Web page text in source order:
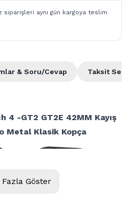
siparişleri aynı gün kargoya teslim
Taksit
& Soru/Cevap
4 -GT2 GT2E 42MM Kayış
Metal Klasik Kopça​
Fazla Göster